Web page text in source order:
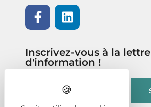
Inscrivez-vous à la lettre
d'information !